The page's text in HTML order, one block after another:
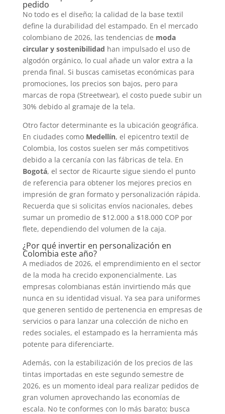
pedido
No todo es el diseño; la calidad de la base textil
define la durabilidad del estampado. En el mercado
colombiano de 2026, las tendencias de moda
circular y sostenibilidad han impulsado el uso de
algodón orgánico, lo cual añade un valor extra a la
prenda final. Si buscas camisetas económicas para
promociones, los precios son bajos, pero para
marcas de ropa (Streetwear), el costo puede subir un
30% debido al gramaje de la tela.
Otro factor determinante es la ubicación geográfica.
En ciudades como Medellín, el epicentro textil de
Colombia, los costos suelen ser más competitivos
debido a la cercanía con las fábricas de tela. En
Bogotá, el sector de Ricaurte sigue siendo el punto
de referencia para obtener los mejores precios en
impresión de gran formato y personalización rápida.
Recuerda que si solicitas envíos nacionales, debes
sumar un promedio de $12.000 a $18.000 COP por
flete, dependiendo del volumen de la caja.
¿Por qué invertir en personalización en
Colombia este año?
A mediados de 2026, el emprendimiento en el sector
de la moda ha crecido exponencialmente. Las
empresas colombianas están invirtiendo más que
nunca en su identidad visual. Ya sea para uniformes
que generen sentido de pertenencia en empresas de
servicios o para lanzar una colección de nicho en
redes sociales, el estampado es la herramienta más
potente para diferenciarte.
Además, con la estabilización de los precios de las
tintas importadas en este segundo semestre de
2026, es un momento ideal para realizar pedidos de
gran volumen aprovechando las economías de
escala. No te conformes con lo más barato; busca